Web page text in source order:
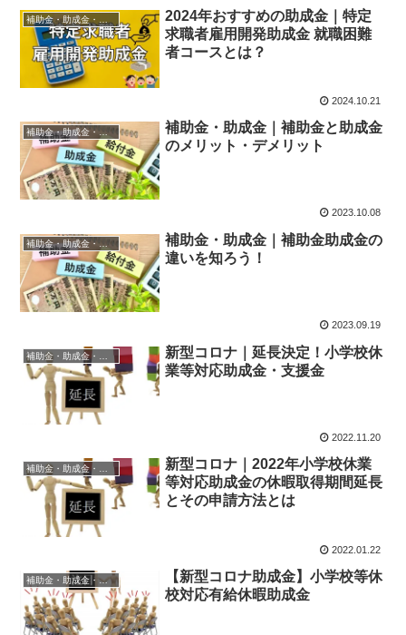
2024年おすすめの助成金｜特定
求職者雇用開発助成金 就職困難
者コースとは？
2024.10.21
補助金・助成金｜補助金と助成金
のメリット・デメリット
2023.10.08
補助金・助成金・融資
補助金・助成金｜補助金助成金の
違いを知ろう！
2023.09.19
新型コロナ｜延長決定！小学校休
業等対応助成金・支援金
2022.11.20
新型コロナ｜2022年小学校休業
等対応助成金の休暇取得期間延長
とその申請方法とは
2022.01.22
補助金・助成金・融資
【新型コロナ助成金】小学校等休
校対応有給休暇助成金